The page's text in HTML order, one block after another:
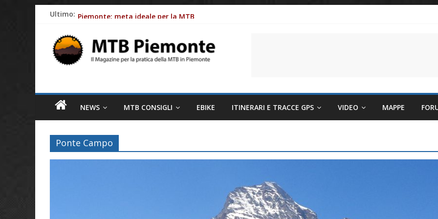
content
Ultimo: Piemonte: meta ideale per la MTB
Ciclismo e allergie primaverili: 8 consigli per evitare sintomi e mantenere la performance
Come le aziende stanno rendendo le bici elettriche sempre più sostenibili
MTB
Piemonte
Il
magazine
pratica
della
MTB
NEWS MTB CONSIGLI EBIKE ITINERARI E TRACCE GPS VIDEO MAPPE
Ponte Campo